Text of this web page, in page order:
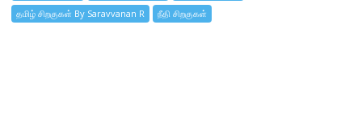
தமிழ் சிறகுகள் By Saravvanan R
நீதி சிறகுகள்